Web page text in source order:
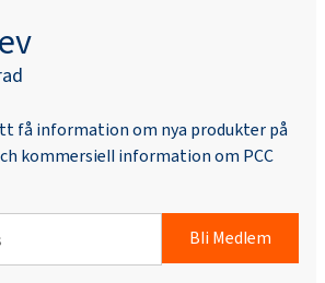
få information om nya produkter på
kommersiell information om PCC
Bli Medlem